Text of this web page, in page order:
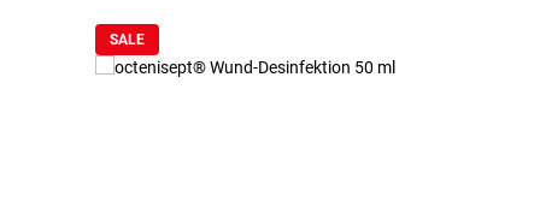
SALE